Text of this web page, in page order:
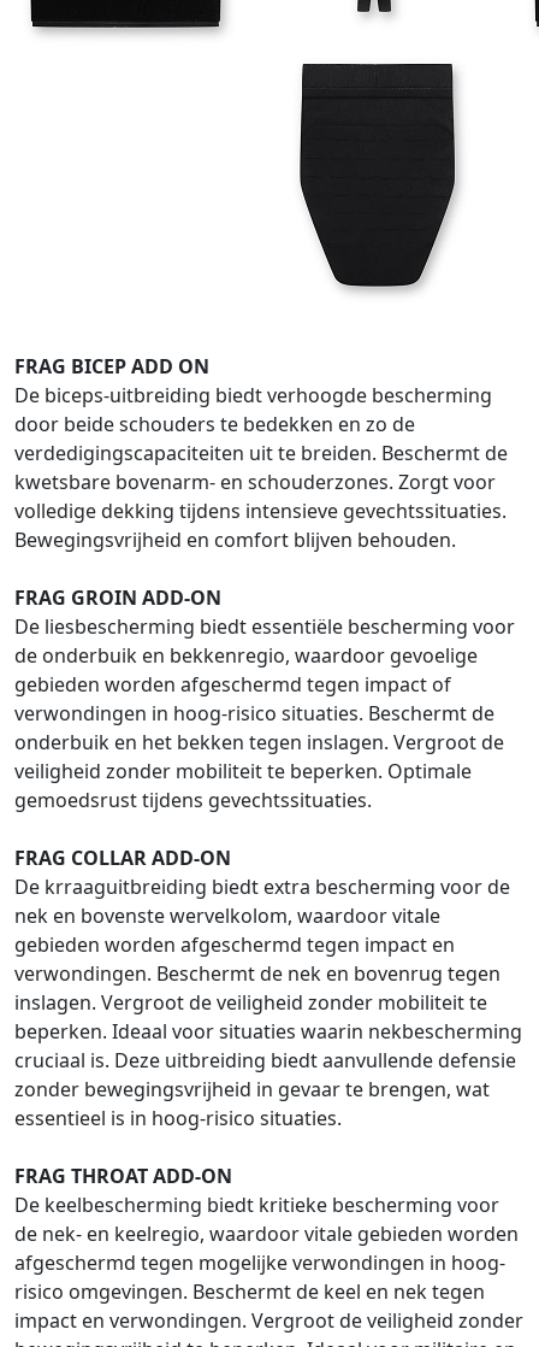
FRAG BICEP ADD ON
De biceps-uitbreiding biedt verhoogde bescherming
door beide schouders te bedekken en zo de
verdedigingscapaciteiten uit te breiden. Beschermt de
kwetsbare bovenarm- en schouderzones. Zorgt voor
volledige dekking tijdens intensieve gevechtssituaties.
Bewegingsvrijheid en comfort blijven behouden.
FRAG GROIN ADD-ON
De liesbescherming biedt essentiële bescherming voor
de onderbuik en bekkenregio, waardoor gevoelige
gebieden worden afgeschermd tegen impact of
verwondingen in hoog-risico situaties. Beschermt de
onderbuik en het bekken tegen inslagen. Vergroot de
veiligheid zonder mobiliteit te beperken. Optimale
gemoedsrust tijdens gevechtssituaties.
FRAG COLLAR ADD-ON
De krraaguitbreiding biedt extra bescherming voor de
nek en bovenste wervelkolom, waardoor vitale
gebieden worden afgeschermd tegen impact en
verwondingen. Beschermt de nek en bovenrug tegen
inslagen. Vergroot de veiligheid zonder mobiliteit te
beperken. Ideaal voor situaties waarin nekbescherming
cruciaal is. Deze uitbreiding biedt aanvullende defensie
zonder bewegingsvrijheid in gevaar te brengen, wat
essentieel is in hoog-risico situaties.
FRAG THROAT ADD-ON
De keelbescherming biedt kritieke bescherming voor
de nek- en keelregio, waardoor vitale gebieden worden
afgeschermd tegen mogelijke verwondingen in hoog-
risico omgevingen. Beschermt de keel en nek tegen
impact en verwondingen. Vergroot de veiligheid zonder